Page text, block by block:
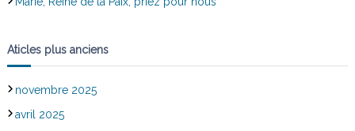
Aticles plus anciens
novembre 2025
avril 2025